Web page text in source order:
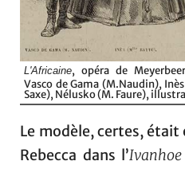
L'Africaine, opéra de
Vasco de Gama (M.Naudin),
Saxe), Nélusko (M. Faure),
Le modèle, certes, était
Rebecca dans l’Ivanhoe